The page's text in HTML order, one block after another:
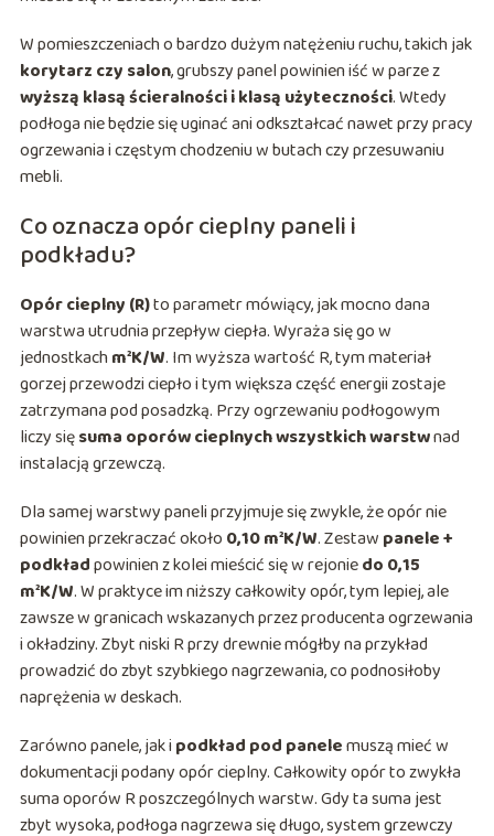
W pomieszczeniach o bardzo dużym natężeniu ruchu, takich jak
korytarz czy salon, grubszy panel powinien iść w parze z
wyższą klasą ścieralności i klasą użyteczności. Wtedy
podłoga nie będzie się uginać ani odkształcać nawet przy pracy
ogrzewania i częstym chodzeniu w butach czy przesuwaniu
mebli.
Co oznacza opór cieplny paneli i
podkładu?
Opór cieplny (R)to parametr mówiący, jak mocno dana
warstwa utrudnia przepływ ciepła. Wyraża się go w
jednostkachm²K/W. Im wyższa wartość R, tym materiał
gorzej przewodzi ciepło i tym większa część energii zostaje
zatrzymana pod posadzką. Przy ogrzewaniu podłogowym
liczy sięsuma oporów cieplnych wszystkich warstwnad
instalacją grzewczą.
Dla samej warstwy paneli przyjmuje się zwykle, że opór nie
powinien przekraczać około 0,10 m²K/W. Zestaw panele +
podkładpowinien z kolei mieścić się w rejoniedo 0,15
m²K/W. W praktyce im niższy całkowity opór, tym lepiej, ale
zawsze w granicach wskazanych przez producenta ogrzewania
i okładziny. Zbyt niski R przy drewnie mógłby na przykład
prowadzić do zbyt szybkiego nagrzewania, co podnosiłoby
naprężenia w deskach.
Zarówno panele, jak i podkład pod panelemuszą mieć w
dokumentacji podany opór cieplny. Całkowity opór to zwykła
suma oporów R poszczególnych warstw. Gdy ta suma jest
zbyt wysoka, podłoga nagrzewa się długo, system grzewczy